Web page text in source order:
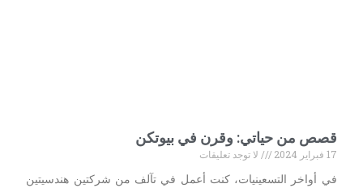
قصص من حياتي: وقرن في بيوتكن
17 فبراير 2024
لا توجد تعليقات
في أواخر التسعينيات، كنت أعمل في تآلف من شركتين هندسيتين